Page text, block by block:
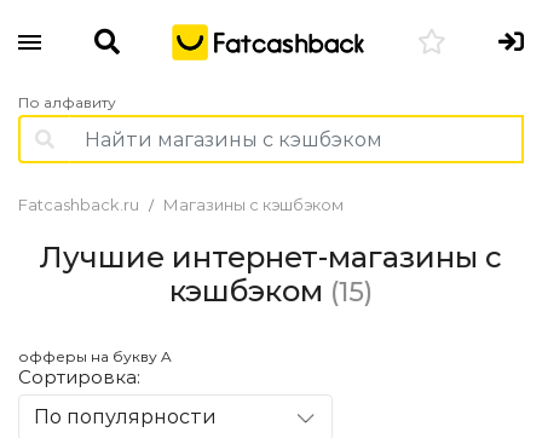
По алфавиту
Fatcashback.ru Магазины с кэшбэком
Лучшие интернет-магазины с
кэшбэком (15)
офферы на букву A
Сортировка:
По популярности